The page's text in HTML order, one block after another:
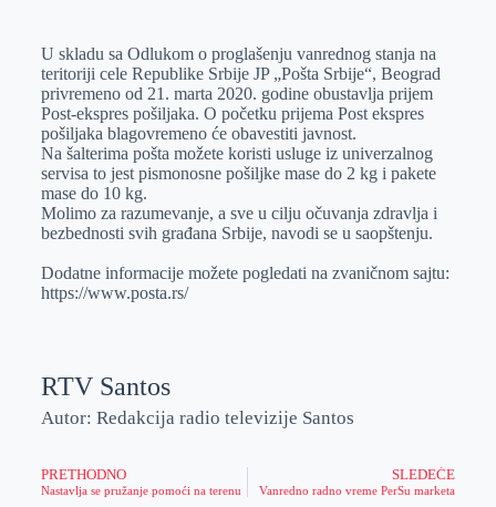
e
r
I
n
s
A
p
p
a
i
l
U skladu sa Odlukom o proglašenju vanrednog stanja na
teritoriji cele Republike Srbije JP „Pošta Srbije“, Beograd
privremeno od 21. marta 2020. godine obustavlja prijem
Post-ekspres pošiljaka. O početku prijema Post ekspres
pošiljaka blagovremeno će obavestiti javnost.
Na šalterima pošta možete koristi usluge iz univerzalnog
servisa to jest pismonosne pošiljke mase do 2 kg i pakete
mase do 10 kg.
Molimo za razumevanje, a sve u cilju očuvanja zdravlja i
bezbednosti svih građana Srbije, navodi se u saopštenju.
Dodatne informacije možete pogledati na zvaničnom sajtu:
https://www.posta.rs/
RTV Santos
Autor: Redakcija radio televizije Santos
PRETHODNO
Nastavlja se pružanje pomoći na terenu
SLEDEĆE
Vanredno radno vreme PerSu marketa